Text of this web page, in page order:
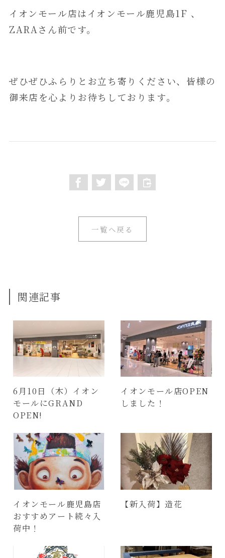
イオンモール店はイオンモール鹿児島1F 、
ZARAさん前です。
ぜひぜひふらりとお立ち寄りください、皆様の
御来店を心よりお待ちしております。
一覧へ戻る
関連記事
6月10日（木）イオン
モールにGRAND
OPEN!
イオンモール店OPEN
しました！
イオンモール鹿児島店
おすすめアート続々入
荷中！
【新入荷】造花